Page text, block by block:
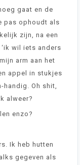
gaat en de
pas ophoudt als
zijn, na een
wil iets anders
arm aan het
appel in stukjes
Oh shit,
alweer?
enzo?
Ik heb hutten
gegeven als